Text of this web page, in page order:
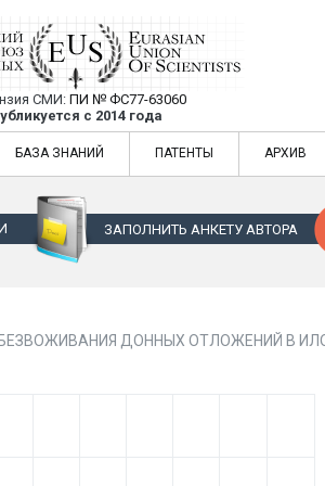
Союз Ученых —
СМИ:ПИ № ФС77-63060
с 2014 года
— публикация научных статей в
БАЗА ЗНАНИЙ ПАТЕНТЫ АРХИВ
ЗАПОЛНИТЬ АНКЕТУ АВТОРА
ДОННЫХ ОТЛОЖЕНИЙ В